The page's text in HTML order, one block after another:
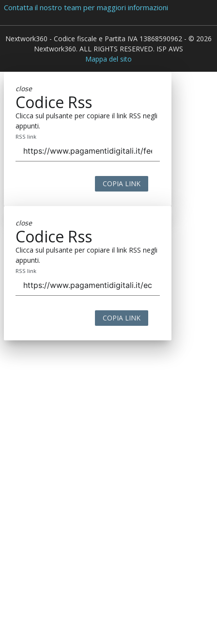
Contatta il nostro team per maggiori informazioni
Nextwork360 - Codice fiscale e Partita IVA 13868590962 - © 2026
Nextwork360. ALL RIGHTS RESERVED. ISP AWS
Mappa del sito
close
Codice Rss
Clicca sul pulsante per copiare il link RSS negli
appunti.
RSS link
COPIA LINK
close
Codice Rss
Clicca sul pulsante per copiare il link RSS negli
appunti.
RSS link
COPIA LINK